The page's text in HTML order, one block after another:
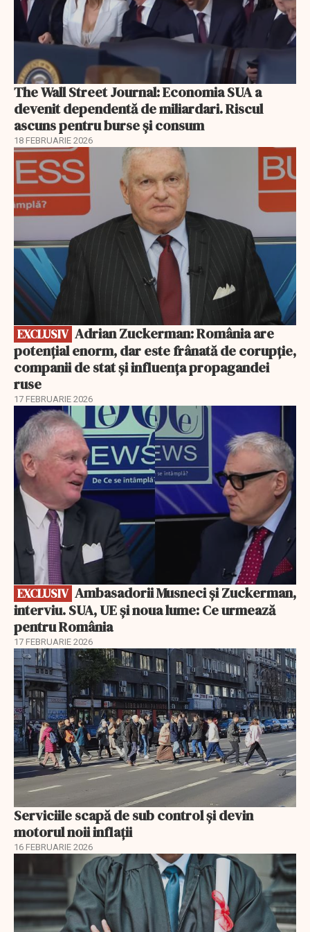
The Wall Street Journal: Economia SUA a
devenit dependentă de miliardari. Riscul
ascuns pentru burse și consum
18 FEBRUARIE 2026
EXCLUSIV
EXCLUSIV
potențial enorm, dar este frânată de corupție,
companii de stat și influența propagandei
ruse
17 FEBRUARIE 2026
EXCLUSIV
EXCLUSIV
interviu. SUA, UE și noua lume: Ce urmează
pentru România
17 FEBRUARIE 2026
Serviciile scapă de sub control și devin
motorul noii inflații
16 FEBRUARIE 2026